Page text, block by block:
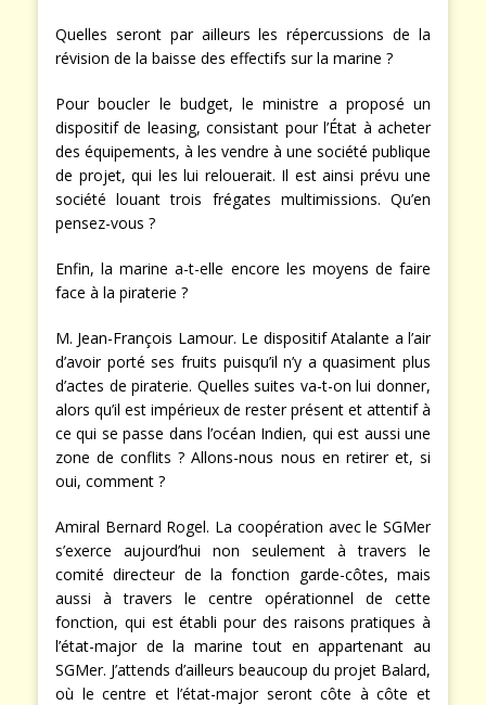
Quelles seront par ailleurs les répercussions de la
révision de la baisse des effectifs sur la marine ?
Pour boucler le budget, le ministre a proposé un
dispositif de leasing, consistant pour l’État à acheter
des équipements, à les vendre à une société publique
de projet, qui les lui relouerait. Il est ainsi prévu une
société louant trois frégates multimissions. Qu’en
pensez-vous ?
Enfin, la marine a-t-elle encore les moyens de faire
face à la piraterie ?
M. Jean-François Lamour. Le dispositif Atalante a l’air
d’avoir porté ses fruits puisqu’il n’y a quasiment plus
d’actes de piraterie. Quelles suites va-t-on lui donner,
alors qu’il est impérieux de rester présent et attentif à
ce qui se passe dans l’océan Indien, qui est aussi une
zone de conflits ? Allons-nous nous en retirer et, si
oui, comment ?
Amiral Bernard Rogel. La coopération avec le SGMer
s’exerce aujourd’hui non seulement à travers le
comité directeur de la fonction garde-côtes, mais
aussi à travers le centre opérationnel de cette
fonction, qui est établi pour des raisons pratiques à
l’état-major de la marine tout en appartenant au
SGMer. J’attends d’ailleurs beaucoup du projet Balard,
où le centre et l’état-major seront côte à côte et